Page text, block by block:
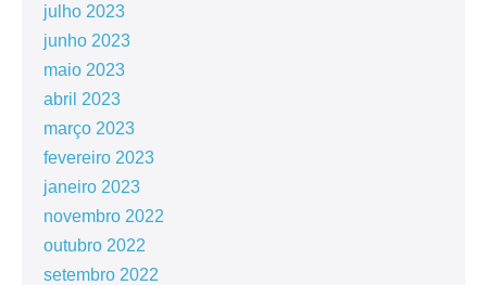
julho 2023
junho 2023
maio 2023
abril 2023
março 2023
fevereiro 2023
janeiro 2023
novembro 2022
outubro 2022
setembro 2022